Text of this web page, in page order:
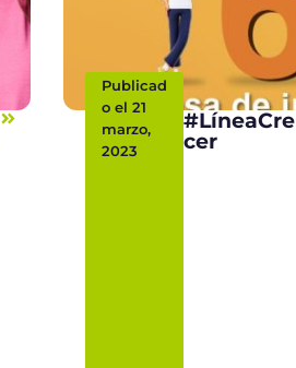
Publicad
o el 21
marzo,
2023
#LíneaCre
cer